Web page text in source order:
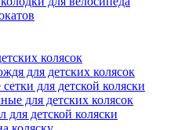
колясок
для детских колясок
для детской коляски
для детских колясок
для детской коляски